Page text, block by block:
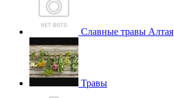
Славные травы Алтая
Травы